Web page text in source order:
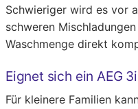
Schwieriger wird es vor
schweren
Waschmenge direkt
Eignet sich ein AEG
Für kleinere Familien